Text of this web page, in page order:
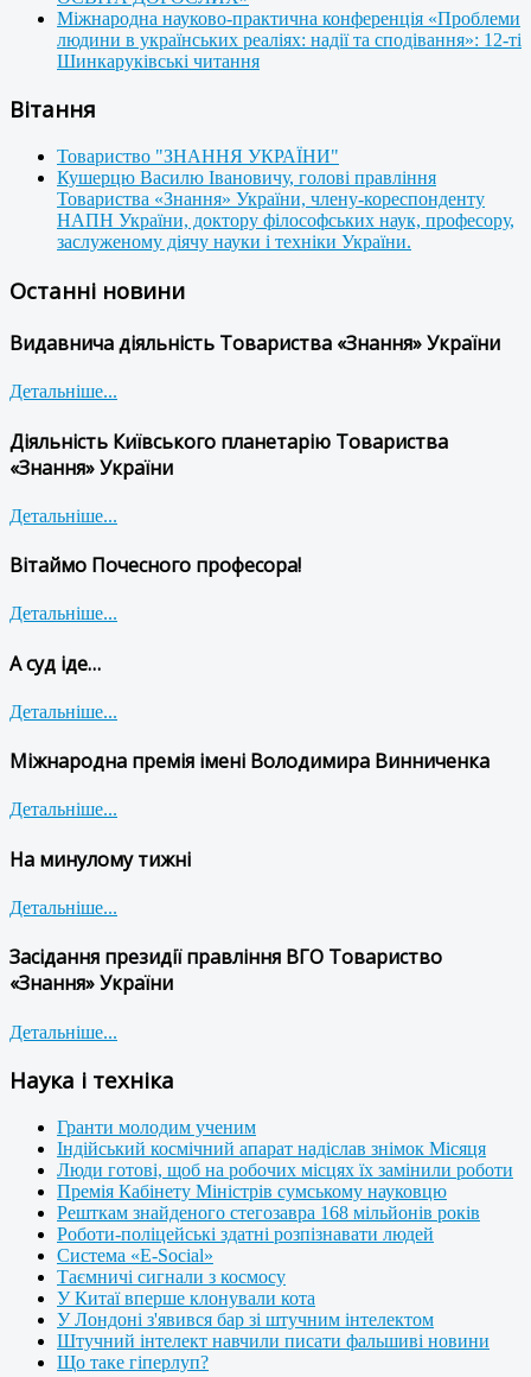
Міжнародна науково-практична конференція «Проблеми
людини в українських реаліях: надії та сподівання»: 12-ті
Шинкаруківські читання
Вітання
Товариство "ЗНАННЯ УКРАЇНИ"
Кушерцю Василю Івановичу, голові правління
Товариства «Знання» України, члену-кореспонденту
НАПН України, доктору філософських наук, професору,
заслуженому діячу науки і техніки України.
Останні новини
Видавнича діяльність Товариства «Знання» України
Детальніше...
Діяльність Київського планетарію Товариства
«Знання» України
Детальніше...
Вітаймо Почесного професора!
Детальніше...
А суд іде…
Детальніше...
Міжнародна премія імені Володимира Винниченка
Детальніше...
На минулому тижні
Детальніше...
Засідання президії правління ВГО Товариство
«Знання» України
Детальніше...
Наука і техніка
Гранти молодим ученим
Індійський космічний апарат надіслав знімок Місяця
Люди готові, щоб на робочих місцях їх замінили роботи
Премія Кабінету Міністрів сумському науковцю
Решткам знайденого стегозавра 168 мільйонів років
Роботи-поліцейські здатні розпізнавати людей
Система «E-Social»
Таємничі сигнали з космосу
У Китаї вперше клонували кота
У Лондоні з'явився бар зі штучним інтелектом
Штучний інтелект навчили писати фальшиві новини
Що таке гіперлуп?